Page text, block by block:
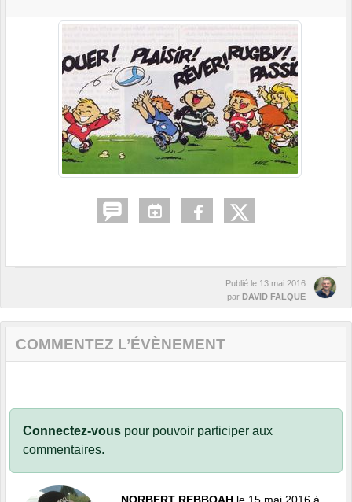
Publié le 13 mai 2016
par DAVID FALQUE
COMMENTEZ L’ÉVÈNEMENT
Connectez-vous pour pouvoir participer aux
commentaires.